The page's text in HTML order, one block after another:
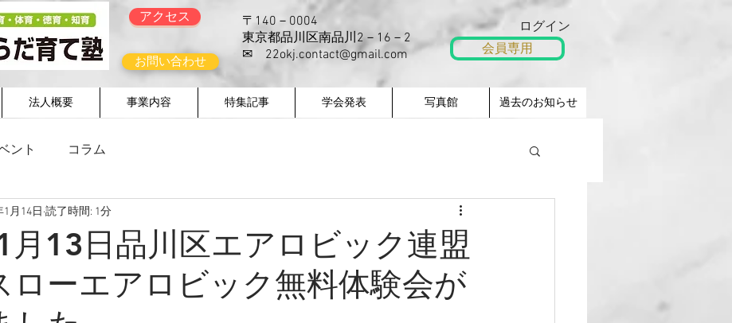
アクセス
お問い合わせ
〒140－0004
東京都品川区南品川2－16－2
​✉ 22okj.contact@gmail.com
ログイン
会員専用
法人概要 事業内容 特集記事 学会発表 写真館 過去のお知らせ
ント コラム
月13日品川区エアロビック連盟
ーエアロビック無料体験会が
1月14日 読了時間: 1分